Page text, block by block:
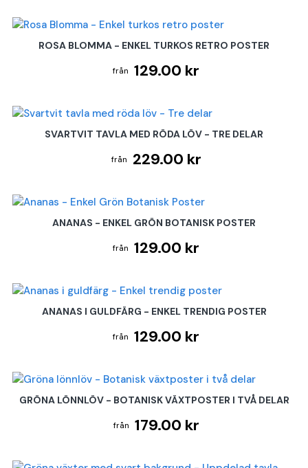
ROSA BLOMMA - ENKEL TURKOS RETRO POSTER
129.00 kr
SVARTVIT TAVLA MED RÖDA LÖV - TRE DELAR
229.00 kr
ANANAS - ENKEL GRÖN BOTANISK POSTER
129.00 kr
ANANAS I GULDFÄRG - ENKEL TRENDIG POSTER
129.00 kr
GRÖNA LÖNNLÖV - BOTANISK VÄXTPOSTER I TVÅ DELAR
179.00 kr